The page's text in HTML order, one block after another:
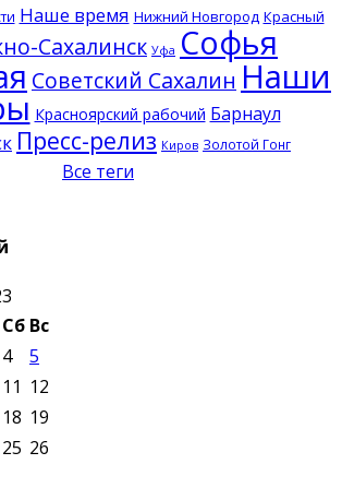
Наше время Нижний Новгород Красный
Сахалинск Уфа Софья
Советский Сахалин Наши
Красноярский рабочий Барнаул
Пресс-релиз Киров Золотой Гонг
Все теги
Сб Вс
4
5
11 12
18 19
25 26